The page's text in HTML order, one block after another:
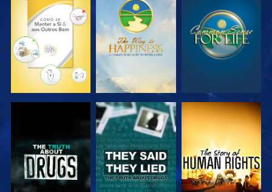
VER VER VER
VER VER